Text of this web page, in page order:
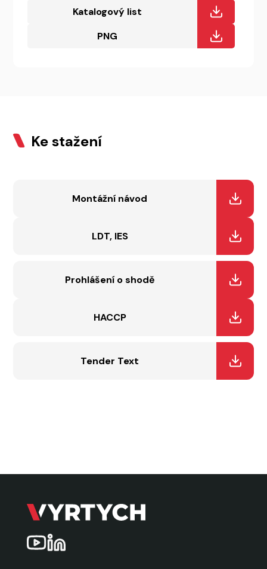
Katalogový list
PNG
Ke stažení
Montážní návod
LDT, IES
Prohlášení o shodě
HACCP
Tender Text